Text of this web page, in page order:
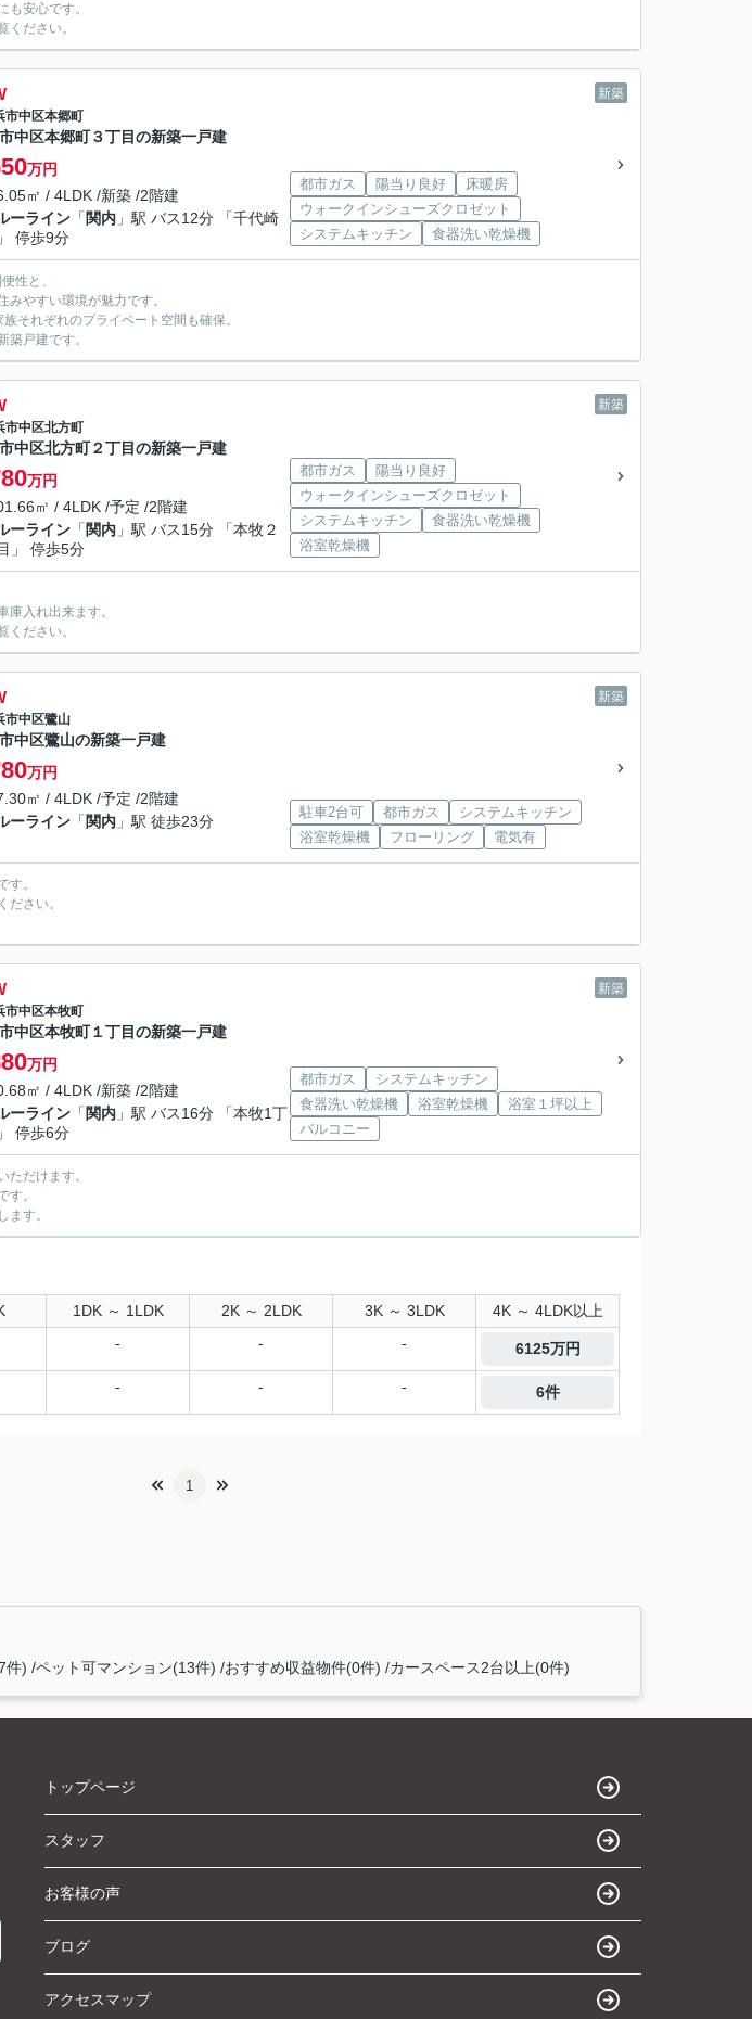
も安心です。
ください。
新築
市中区本郷町
中区本郷町３丁目の新築一戸建
万円
㎡ / 4LDK /新築 /2階建
ーライン 「 関内 」駅 バス12分 「千代崎
停歩9分
都市ガス 陽当り良好
床暖房
ウォークインシューズクロゼット
システムキッチン
食器洗い乾燥機
性と、
やすい環境が魅力です。
それぞれのプライベート空間も確保。
築戸建です。
新築
市中区北方町
中区北方町２丁目の新築一戸建
万円
㎡ / 4LDK /予定 /2階建
ーライン 「 関内 」駅 バス15分 「本牧２
」 停歩5分
都市ガス
陽当り良好
ウォークインシューズクロゼット
システムキッチン
食器洗い乾燥機
浴室乾燥機
入れ出来ます。
ください。
新築
市中区鷺山
中区鷺山の新築一戸建
万円
㎡ / 4LDK /予定 /2階建
ーライン 「 関内 」駅 徒歩23分
駐車2台可 都市ガス
システムキッチン
浴室乾燥機
フローリング 電気有
す。
ださい。
新築
市中区本牧町
中区本牧町１丁目の新築一戸建
万円
㎡ / 4LDK /新築 /2階建
ーライン 「 関内 」駅 バス16分 「本牧1丁
停歩6分
都市ガス
システムキッチン
食器洗い乾燥機
浴室乾燥機
浴室１坪以上
バルコニー
ただけます。
す。
ます。
1DK ～ 1LDK 2K ～ 2LDK 3K ～ 3LDK 4K ～ 4LDK以上
- - - 6125万円
- - - 6件
1
件) ペット可マンション(13件) おすすめ収益物件(0件) カースペース2台以上(0件)
トップページ
スタッフ
お客様の声
ブログ
アクセスマップ